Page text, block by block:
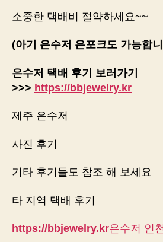
소중한 택배비 절약하세요~~
(아기 은수저 은포크도 가능합
은수저 택배 후기 보러가기
>>> https://bbjewelry.kr
제주 은수저
사진 후기
기타 후기들도 참조 해 보세요
타 지역 택배 후기
https://bbjewelry.kr은수저 인